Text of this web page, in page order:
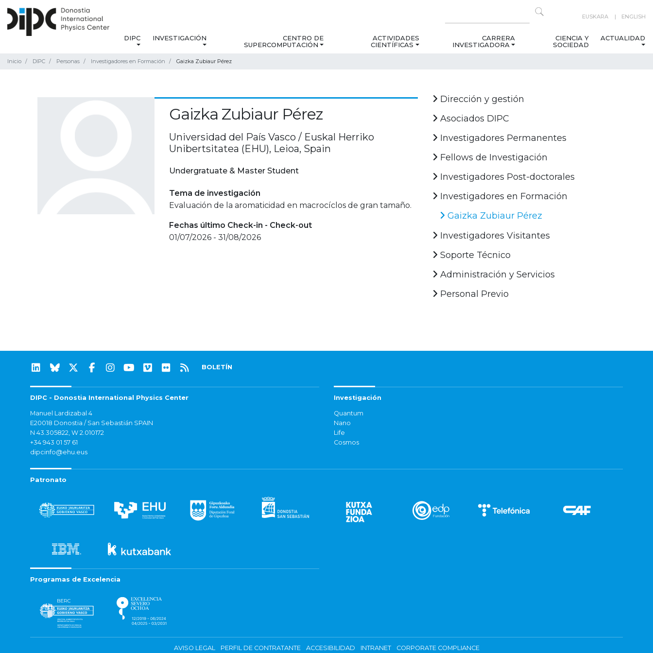
EUSKARA ENGLISH
DIPC INVESTIGACIÓN
CENTRO DE
SUPERCOMPUTACIÓN
ACTIVIDADES
CIENTÍFICAS
CARRERA
INVESTIGADORA
CIENCIA Y
SOCIEDAD
ACTUALIDAD
Inicio DIPC Personas Investigadores en Formación Gaizka Zubiaur Pérez
Gaizka Zubiaur Pérez
Universidad del País Vasco / Euskal Herriko
Unibertsitatea (EHU), Leioa, Spain
Undergratuate & Master Student
Tema de investigación
Evaluación de la aromaticidad en macrocíclos de gran tamaño.
Fechas último Check-in - Check-out
01/07/2026 - 31/08/2026
Dirección y gestión
Asociados DIPC
Investigadores Permanentes
Fellows de Investigación
Investigadores Post-doctorales
Investigadores en Formación
Gaizka Zubiaur Pérez
Investigadores Visitantes
Soporte Técnico
Administración y Servicios
Personal Previo
BOLETÍN
DIPC - Donostia International Physics Center
Manuel Lardizabal 4
E20018 Donostia / San Sebastián SPAIN
N 43.305822, W 2.010172
+34 943 01 57 61
dipcinfo@ehu.eus
Investigación
Quantum
Nano
Life
Cosmos
Patronato
Programas de Excelencia
AVISO LEGAL PERFIL DE CONTRATANTE ACCESIBILIDAD INTRANET CORPORATE COMPLIANCE